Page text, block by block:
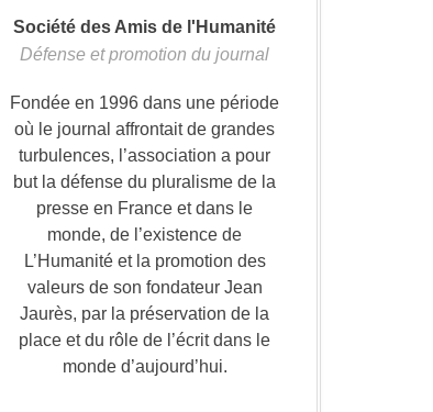
Société des Amis de l'Humanité
Défense et promotion du journal
Fondée en 1996 dans une période
où le journal affrontait de grandes
turbulences, l’association a pour
but la défense du pluralisme de la
presse en France et dans le
monde, de l’existence de
L’Humanité et la promotion des
valeurs de son fondateur Jean
Jaurès, par la préservation de la
place et du rôle de l’écrit dans le
monde d’aujourd’hui.